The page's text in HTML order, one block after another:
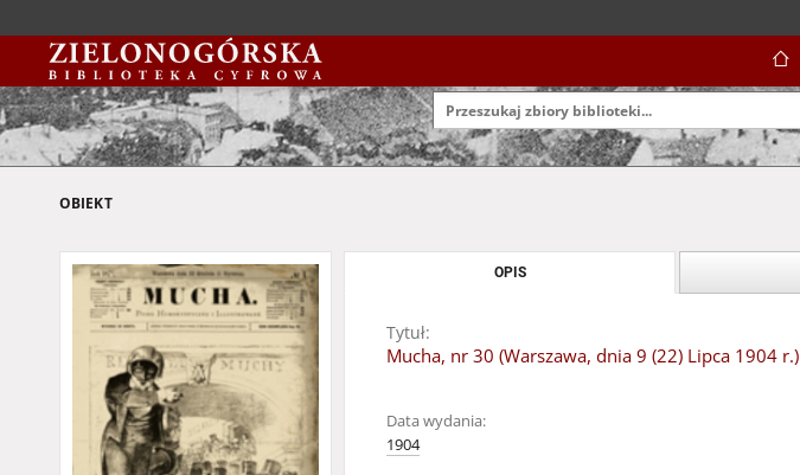
OBIEKT
OPIS
Tytuł:
Mucha, nr 30 (Warszawa, dnia 9 (22) Lipca 1904 r.)
Data wydania:
1904